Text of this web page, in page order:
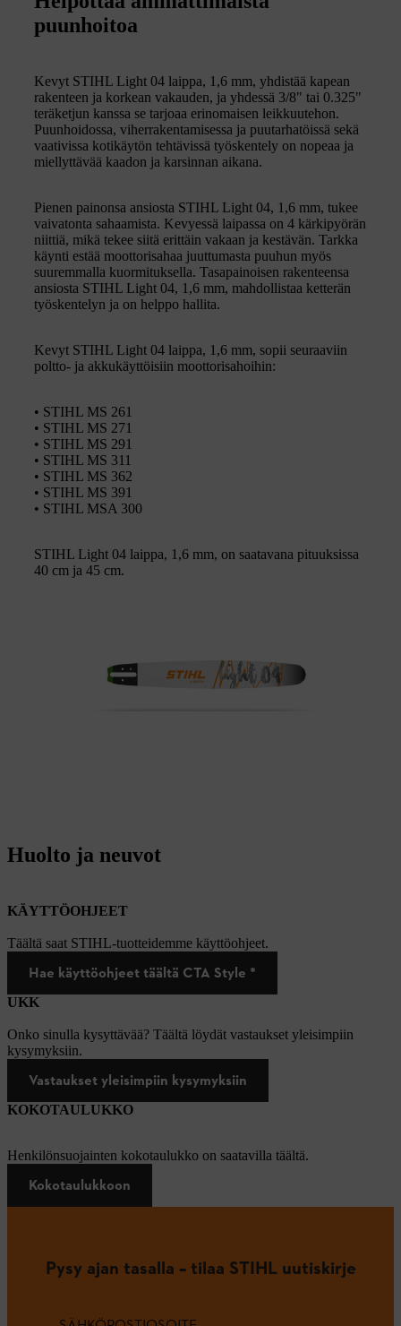
puunhoitoa
Kevyt STIHL Light 04 laippa, 1,6 mm, yhdistää kapean
rakenteen ja korkean vakauden, ja yhdessä 3/8" tai 0.325"
teräketjun kanssa se tarjoaa erinomaisen leikkuutehon.
Puunhoidossa, viherrakentamisessa ja puutarhatöissä sekä
vaativissa kotikäytön tehtävissä työskentely on nopeaa ja
miellyttävää kaadon ja karsinnan aikana.
Pienen painonsa ansiosta STIHL Light 04, 1,6 mm, tukee
vaivatonta sahaamista. Kevyessä laipassa on 4 kärkipyörän
niittiä, mikä tekee siitä erittäin vakaan ja kestävän. Tarkka
käynti estää moottorisahaa juuttumasta puuhun myös
suuremmalla kuormituksella. Tasapainoisen rakenteensa
ansiosta STIHL Light 04, 1,6 mm, mahdollistaa ketterän
työskentelyn ja on helppo hallita.
Kevyt STIHL Light 04 laippa, 1,6 mm, sopii seuraaviin
poltto- ja akkukäyttöisiin moottorisahoihin:
• STIHL MS 261
• STIHL MS 271
• STIHL MS 291
• STIHL MS 311
• STIHL MS 362
• STIHL MS 391
• STIHL MSA 300
STIHL Light 04 laippa, 1,6 mm, on saatavana pituuksissa
40 cm ja 45 cm.
Huolto ja neuvot
KÄYTTÖOHJEET
Täältä saat STIHL-tuotteidemme käyttöohjeet.
Hae käyttöohjeet täältä CTA Style *
UKK
Onko sinulla kysyttävää? Täältä löydät vastaukset yleisimpiin
kysymyksiin.
Vastaukset yleisimpiin kysymyksiin
KOKOTAULUKKO
Henkilönsuojainten kokotaulukko on saatavilla täältä.
Kokotaulukkoon
Pysy ajan tasalla – tilaa STIHL uutiskirje